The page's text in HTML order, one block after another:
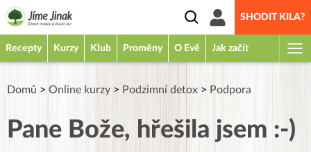
SHODIT KILA?
Recepty Kurzy Klub Proměny O Evě Jak začít
Domů > Online kurzy > Podzimní detox > Podpora
Pane Bože, hřešila jsem :-)